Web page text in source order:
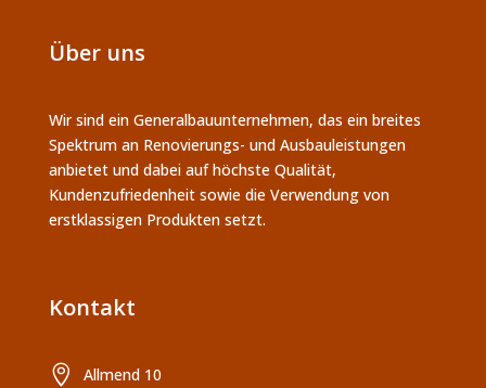
Über uns
Wir sind ein Generalbauunternehmen, das ein breites
Spektrum an Renovierungs- und Ausbauleistungen
anbietet und dabei auf höchste Qualität,
Kundenzufriedenheit sowie die Verwendung von
erstklassigen Produkten setzt.
Kontakt

Allmend 10